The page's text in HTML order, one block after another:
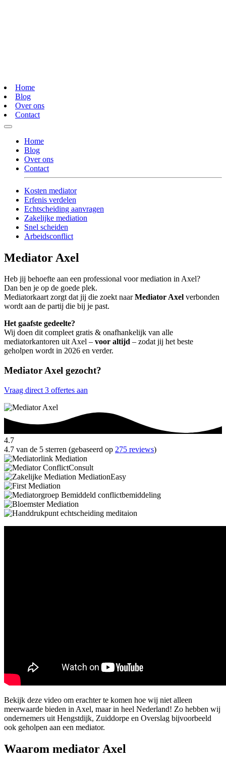
Home
Blog
Over ons
Contact
Home
Blog
Over ons
Contact
Kosten mediator
Erfenis verdelen
Echtscheiding aanvragen
Zakelijke mediation
Snel scheiden
Arbeidsconflict
Mediator Axel
Heb jij behoefte aan een professional voor mediation in Axel?
Dan ben je op de goede plek.
Mediatorkaart zorgt dat jij die zoekt naarMediator Axel verbonden
wordt aan de partij die bij je past.
Het gaafste gedeelte?
Wij doen dit compleet gratis & onafhankelijk van alle
mediatorkantoren uit Axel – voor altijd – zodat jij het beste
geholpen wordt in 2026 en verder.
Mediator Axel gezocht?
Vraag direct 3 offertes aan
4.7
4.7 van de 5 sterren (gebaseerd op 275 reviews)
Bekijk deze video om erachter te komen hoe wij niet alleen
meerwaarde bieden in Axel, maar in heel Nederland! Zo hebben wij
ondernemers uit Hengstdijk, Zuiddorpe en Overslag bijvoorbeeld
ook geholpen aan een mediator.
Waarom mediator Axel